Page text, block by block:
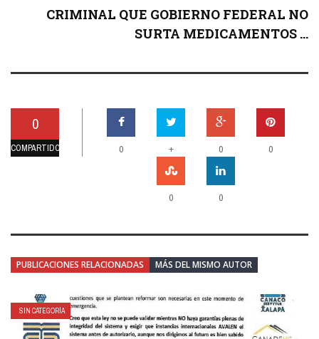
CRIMINAL QUE GOBIERNO FEDERAL NO
SURTA MEDICAMENTOS ...
0
COMPARTIDOS 0 + 0 0
0 0
PUBLICACIONES RELACIONADAS MÁS DEL MISMO AUTOR
SIN CATEGORÍA